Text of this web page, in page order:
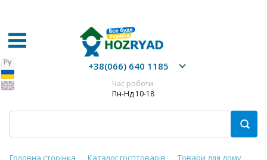
+38(066) 640 1185
Час роботи:
Пн-Нд 10-18
Головна сторінка Каталог госптоварів
Товари для дому